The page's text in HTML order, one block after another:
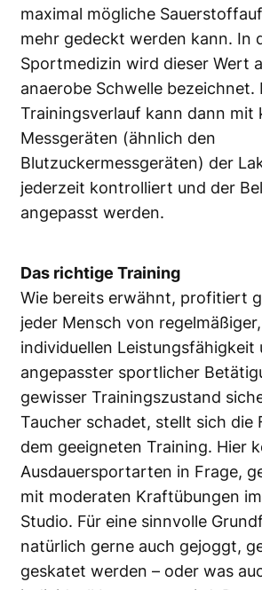
maximal mögliche
mehr gedeckt werden kann. In
Sportmedizin wird dieser Wert
anaerobe Schwelle bezeichnet.
Trainingsverlauf kann dann mit
Messgeräten (ähnlich den
Blutzuckermessgeräten) der
jederzeit kontrolliert und der
angepasst werden.
Das richtige Training
Wie bereits erwähnt, profitiert
jeder Mensch von
individuellen Leistungsfähigkeit
angepasster sportlicher
gewisser Trainingszustand
Taucher schadet, stellt sich die
dem geeigneten Training. Hier
Ausdauersportarten in Frage,
mit moderaten Kraftübungen
Studio. Für eine sinnvolle
natürlich gerne auch gejoggt,
geskatet werden – oder was